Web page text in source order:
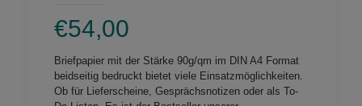
€54,00
Briefpapier mit der Stärke 90g/qm im DIN A4 Format
beidseitig bedruckt bietet viele Einsatzmöglichkeiten.
Ob für Lieferscheine, Gesprächsnotizen oder als To-